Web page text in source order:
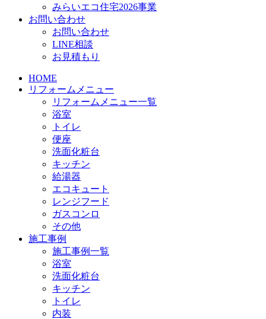
みらいエコ住宅2026事業
お問い合わせ
お問い合わせ
LINE相談
お見積もり
HOME
リフォームメニュー
リフォームメニュー一覧
浴室
トイレ
便座
洗面化粧台
キッチン
給湯器
エコキュート
レンジフード
ガスコンロ
その他
施工事例
施工事例一覧
浴室
洗面化粧台
キッチン
トイレ
内装